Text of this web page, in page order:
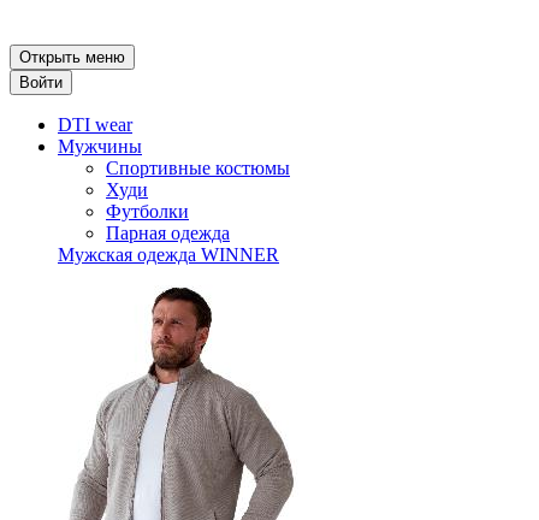
Открыть меню
Войти
DTI wear
Мужчины
Спортивные костюмы
Худи
Футболки
Парная одежда
Мужская одежда WINNER